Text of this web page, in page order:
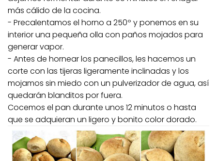
más cálido de la cocina.
- Precalentamos el horno a 250º y ponemos en su
interior una pequeña olla con paños mojados para
generar vapor.
- Antes de hornear los panecillos, les hacemos un
corte con las tijeras ligeramente inclinadas y los
mojamos sin miedo con un pulverizador de agua, así
quedarán blanditos por fuera.
Cocemos el pan durante unos 12 minutos o hasta
que se adquieran un ligero y bonito color dorado.